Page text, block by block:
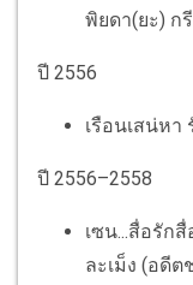
พิยดา(ยะ) ก
ปี 2556
เรือนเสน่ห
ปี 2556–2558
เซน...สื่อรัก
ละเม็ง (อดีต